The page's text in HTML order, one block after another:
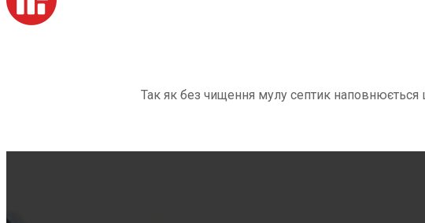
Так як без чищення мулу септик